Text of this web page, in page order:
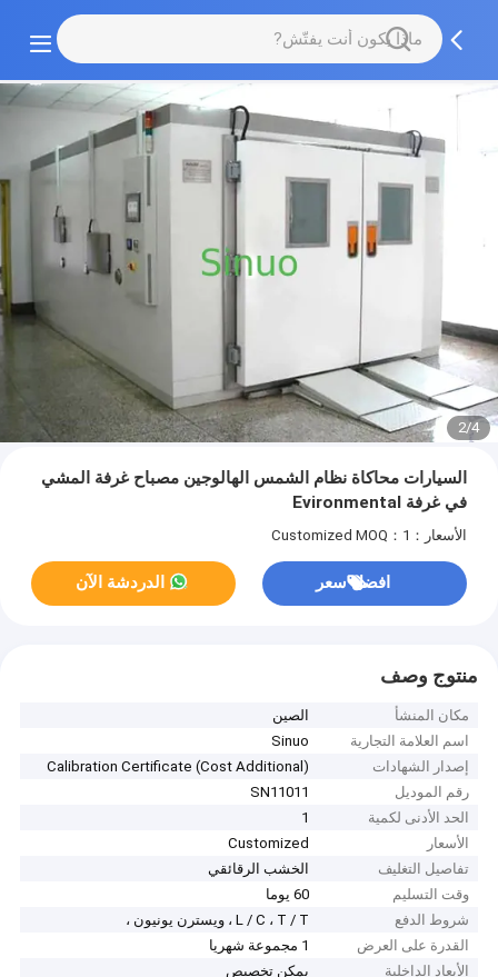
2/4
السيارات محاكاة نظام الشمس الهالوجين مصباح غرفة المشي
في غرفة Evironmental
الأسعار：Customized MOQ：1
افضل سعر الدردشة الآن
منتوج وصف
مكان المنشأ
الصين
اسم العلامة التجارية
Sinuo
إصدار الشهادات
Calibration Certificate (Cost Additional)
رقم الموديل
SN11011
الحد الأدنى لكمية
1
الأسعار
Customized
تفاصيل التغليف
الخشب الرقائقي
وقت التسليم
60 يوما
شروط الدفع
L / C ، T / T ، ويسترن يونيون ،
القدرة على العرض
1 مجموعة شهريا
الأبعاد الداخلية
يمكن تخصيص